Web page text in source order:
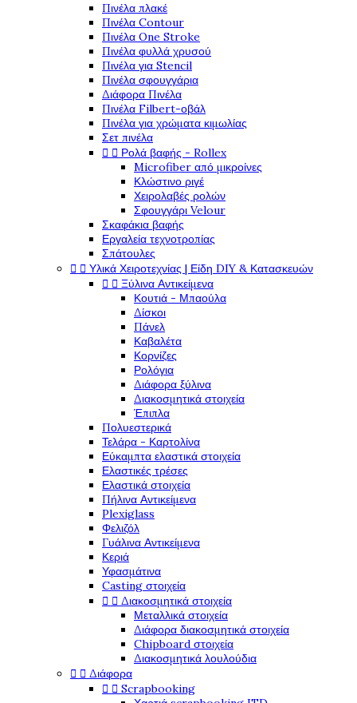
Πινέλα πλακέ
Πινέλα Contour
Πινέλα One Stroke
Πινέλα φυλλά χρυσού
Πινέλα για Stencil
Πινέλα σφουγγάρια
Διάφορα Πινέλα
Πινέλα Filbert-οβάλ
Πινέλα για χρώματα κιμωλίας
Σετ πινέλα
  Ρολά βαφής - Rollex
Microfiber από μικροίνες
Κλώστινο ριγέ
Χειρολαβές ρολών
Σφουγγάρι Velour
Σκαφάκια βαφής
Εργαλεία τεχνοτροπίας
Σπάτουλες
  Υλικά Χειροτεχνίας | Είδη DIY & Κατασκευών
  Ξύλινα Αντικείμενα
Κουτιά - Μπαούλα
Δίσκοι
Πάνελ
Καβαλέτα
Κορνίζες
Ρολόγια
Διάφορα ξύλινα
Διακοσμητικά στοιχεία
Έπιπλα
Πολυεστερικά
Τελάρα - Καρτολίνα
Εύκαμπτα ελαστικά στοιχεία
Ελαστικές τρέσες
Ελαστικά στοιχεία
Πήλινα Αντικείμενα
Plexiglass
Φελιζόλ
Γυάλινα Αντικείμενα
Κεριά
Υφασμάτινα
Casting στοιχεία
  Διακοσμητικά στοιχεία
Μεταλλικά στοιχεία
Διάφορα διακοσμητικά στοιχεία
Chipboard στοιχεία
Διακοσμητικά λουλούδια
  Διάφορα
  Scrapbooking